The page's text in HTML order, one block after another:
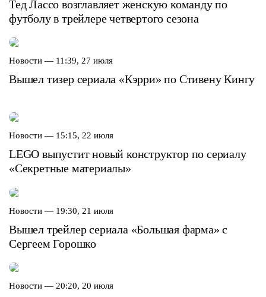
Тед Лассо возглавляет женскую команду по
футболу в трейлере четвертого сезона
Новости — 11:39, 27 июля
Вышел тизер сериала «Кэрри» по Стивену Кингу
Новости — 15:15, 22 июля
LEGO выпустит новый конструктор по сериалу
«Секретные материалы»
Новости — 19:30, 21 июля
Вышел трейлер сериала «Большая фарма» с
Сергеем Горошко
Новости — 20:20, 20 июля